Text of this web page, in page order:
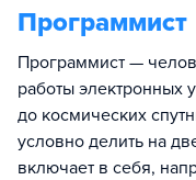
Программист
Программист —
работы электронных
до космических
условно делить на
включает в себя,